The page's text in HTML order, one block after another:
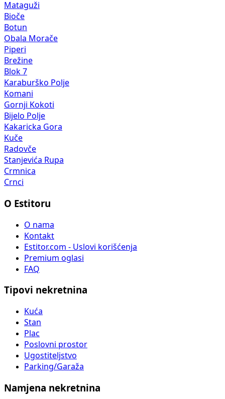
Mataguži
Bioče
Botun
Obala Morače
Piperi
Brežine
Blok 7
Karaburško Polje
Komani
Gornji Kokoti
Bijelo Polje
Kakaricka Gora
Kuče
Radovče
Stanjevića Rupa
Crmnica
Crnci
O Estitoru
O nama
Kontakt
Estitor.com - Uslovi korišćenja
Premium oglasi
FAQ
Tipovi nekretnina
Kuća
Stan
Plac
Poslovni prostor
Ugostiteljstvo
Parking/Garaža
Namjena nekretnina